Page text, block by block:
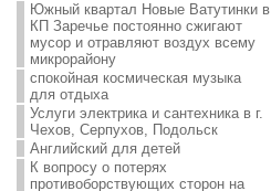
Южный квартал Новые Ватутинки в
КП Заречье постоянно сжигают
мусор и отравляют воздух всему
микрорайону
спокойная космическая музыка
для отдыха
Услуги электрика и сантехника в г.
Чехов, Серпухов, Подольск
Английский для детей
К вопросу о потерях
противоборствующих сторон на